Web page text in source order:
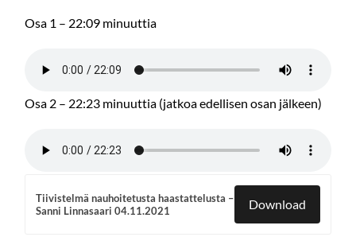
Osa 1 – 22:09 minuuttia
Osa 2 – 22:23 minuuttia (jatkoa edellisen osan jälkeen)
Tiivistelmä nauhoitetusta haastattelusta –
Sanni Linnasaari 04.11.2021
Download